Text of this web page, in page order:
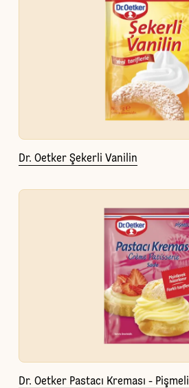
Dr. Oetker Şekerli Vanilin
Dr. Oetker Pastacı Kreması - Pişmeli